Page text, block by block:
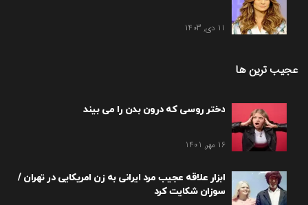
11 دی, 1403
عجیب ترین ها
دختر روسی که درون بدن را می بیند
16 مهر, 1401
ابزار علاقه عجیب مرد ایرانی به زن امریکایی در تهران /
سوزان شکایت کرد